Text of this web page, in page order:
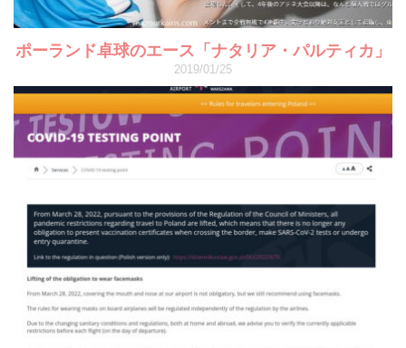
ポーランド卓球のエース「ナタリア・パルティカ」
2019/01/25